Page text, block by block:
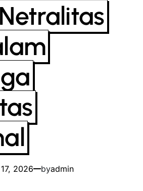
2026 byadmin